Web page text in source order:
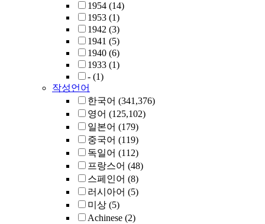
1954 (14)
1953 (1)
1942 (3)
1941 (5)
1940 (6)
1933 (1)
- (1)
작성언어
한국어 (341,376)
영어 (125,102)
일본어 (179)
중국어 (119)
독일어 (112)
프랑스어 (48)
스페인어 (8)
러시아어 (5)
미상 (5)
Achinese (2)